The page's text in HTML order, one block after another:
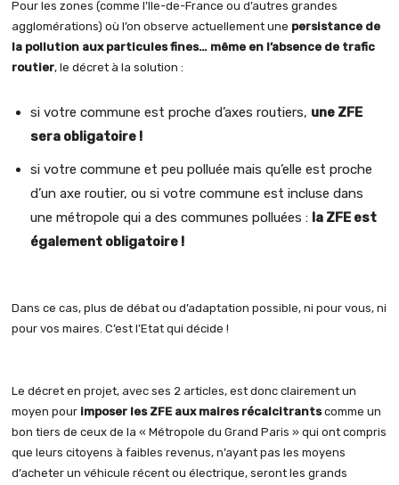
Pour les zones (comme l’Ile-de-France ou d’autres grandes
agglomérations) où l’on observe actuellement une persistance de
la pollution aux particules fines… même en l’absence de trafic
routier, le décret à la solution :
si votre commune est proche d’axes routiers, une ZFE
sera obligatoire !
si votre commune et peu polluée mais qu’elle est proche
d’un axe routier, ou si votre commune est incluse dans
une métropole qui a des communes polluées : la ZFE est
également obligatoire !
Dans ce cas, plus de débat ou d’adaptation possible, ni pour vous, ni
pour vos maires. C’est l’Etat qui décide !
Le décret en projet, avec ses 2 articles, est donc clairement un
moyen pour imposer les ZFE aux maires récalcitrantscomme un
bon tiers de ceux de la « Métropole du Grand Paris » qui ont compris
que leurs citoyens à faibles revenus, n’ayant pas les moyens
d’acheter un véhicule récent ou électrique, seront les grands